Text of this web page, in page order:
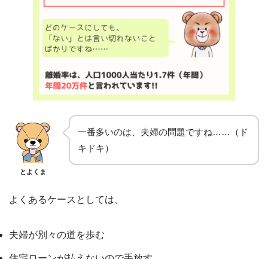
とよくま
一番多いのは、夫婦の問題ですね……（ド
キドキ）
よくあるケースとしては、
夫婦が別々の道を歩む